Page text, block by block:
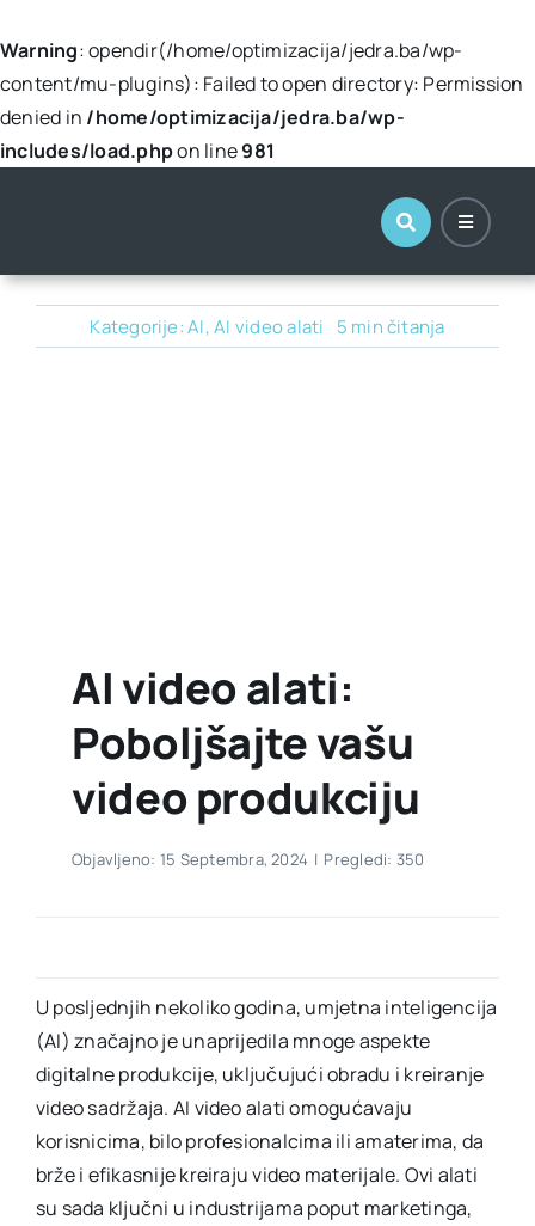
Warning: opendir(/home/optimizacija/jedra.ba/wp-
content/mu-plugins): Failed to open directory: Permission
denied in /home/optimizacija/jedra.ba/wp-
includes/load.phpon line981
Kategorije:AI,AI video alati 5 min čitanja
AI video alati:
Poboljšajte vašu
video produkciju
Objavljeno: 15 Septembra, 2024 | Pregledi: 350
U posljednjih nekoliko godina, umjetna inteligencija
(AI) značajno je unaprijedila mnoge aspekte
digitalne produkcije, uključujući obradu i kreiranje
video sadržaja. AI video alati omogućavaju
korisnicima, bilo profesionalcima ili amaterima, da
brže i efikasnije kreiraju video materijale. Ovi alati
su sada ključni u industrijama poput marketinga,